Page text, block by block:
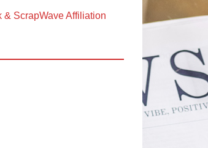
& ScrapWave Affiliation